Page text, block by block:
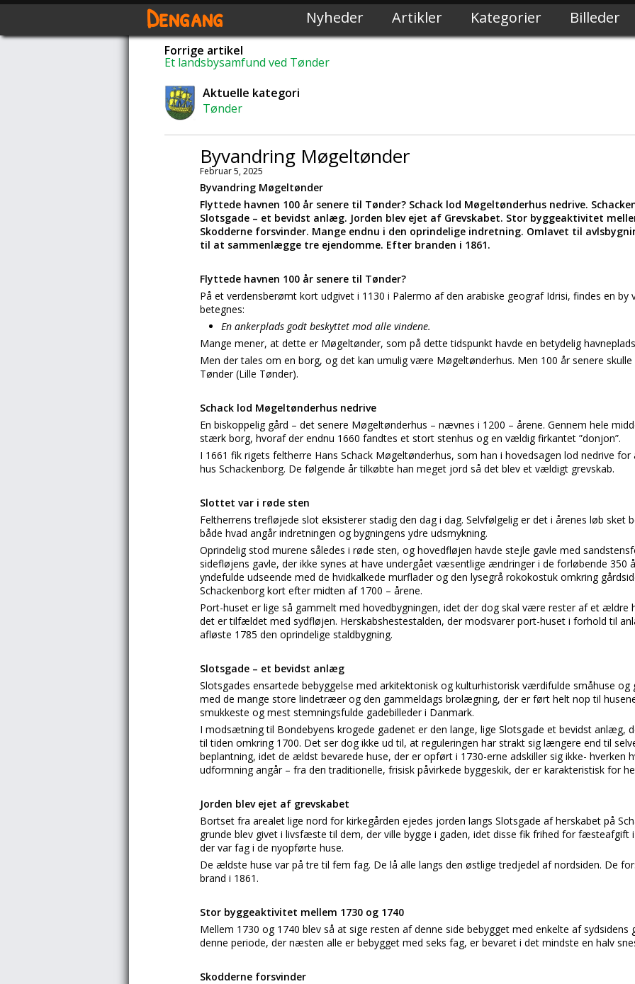
Dengang Nyheder Artikler Kategorier Billeder
Forrige artikel
Et landsbysamfund ved Tønder
Aktuelle kategori
Tønder
Byvandring Møgeltønder
Februar 5, 2025
Byvandring Møgeltønder
Flyttede havnen 100 år senere til Tønder? Schack lod Møgeltønderhus nedrive.
Slotsgade – et bevidst anlæg. Jorden blev ejet af Grevskabet. Stor byggeaktivitet
Skodderne forsvinder. Mange endnu i den oprindelige indretning. Omlavet til
til at sammenlægge tre ejendomme. Efter branden i 1861.
Flyttede havnen 100 år senere til Tønder?
På et verdensberømt kort udgivet i 1130 i Palermo af den arabiske geograf Idrisi, findes en by
betegnes:
En ankerplads godt beskyttet mod alle vindene.
Mange mener, at dette er Møgeltønder, som på dette tidspunkt havde en betydelig
Men der tales om en borg, og det kan umulig være Møgeltønderhus. Men 100 år senere
Tønder (Lille Tønder).
Schack lod Møgeltønderhus nedrive
En biskoppelig gård – det senere Møgeltønderhus – nævnes i 1200 – årene. Gennem hele
stærk borg, hvoraf der endnu 1660 fandtes et stort stenhus og en vældig firkantet ”donjon”.
I 1661 fik rigets feltherre Hans Schack Møgeltønderhus, som han i hovedsagen lod nedrive for
hus Schackenborg. De følgende år tilkøbte han meget jord så det blev et vældigt grevskab.
Slottet var i røde sten
Feltherrens trefløjede slot eksisterer stadig den dag i dag. Selvfølgelig er det i årenes løb sket
både hvad angår indretningen og bygningens ydre udsmykning.
Oprindelig stod murene således i røde sten, og hovedfløjen havde stejle gavle med
sidefløjens gavle, der ikke synes at have undergået væsentlige ændringer i de forløbende 350
yndefulde udseende med de hvidkalkede murflader og den lysegrå rokokostuk omkring
Schackenborg kort efter midten af 1700 – årene.
Port-huset er lige så gammelt med hovedbygningen, idet der dog skal være rester af et ældre
det er tilfældet med sydfløjen. Herskabshestestalden, der modsvarer port-huset i forhold til
afløste 1785 den oprindelige staldbygning.
Slotsgade – et bevidst anlæg
Slotsgades ensartede bebyggelse med arkitektonisk og kulturhistorisk værdifulde småhuse og
med de mange store lindetræer og den gammeldags brolægning, der er ført helt nop til
smukkeste og mest stemningsfulde gadebilleder i Danmark.
I modsætning til Bondebyens krogede gadenet er den lange, lige Slotsgade et bevidst anlæg,
til tiden omkring 1700. Det ser dog ikke ud til, at reguleringen har strakt sig længere end til
beplantning, idet de ældst bevarede huse, der er opført i 1730-erne adskiller sig ikke- hverken
udformning angår – fra den traditionelle, frisisk påvirkede byggeskik, der er karakteristisk for
Jorden blev ejet af grevskabet
Bortset fra arealet lige nord for kirkegården ejedes jorden langs Slotsgade af herskabet på
grunde blev givet i livsfæste til dem, der ville bygge i gaden, idet disse fik frihed for fæsteafgift
der var fag i de nyopførte huse.
De ældste huse var på tre til fem fag. De lå alle langs den østlige tredjedel af nordsiden. De
brand i 1861.
Stor byggeaktivitet mellem 1730 og 1740
Mellem 1730 og 1740 blev så at sige resten af denne side bebygget med enkelte af sydsidens
denne periode, der næsten alle er bebygget med seks fag, er bevaret i det mindste en halv
Skodderne forsvinder